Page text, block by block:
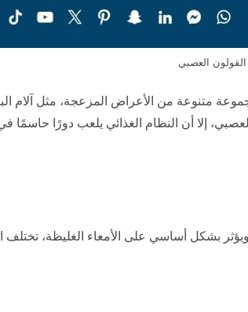
العصبي
متنوعة من الأعراض المزعجة، مثل آلام
إلا أن النظام الغذائي يلعب دورًا حاسمًا
بشكل أساسي على الأمعاء الغليظة، تختلف